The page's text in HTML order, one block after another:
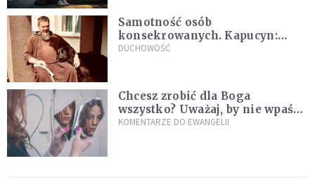
Samotność osób
konsekrowanych. Kapucyn:
Życie w pojedynkę rzadko jest
DUCHOWOŚĆ
Chcesz zrobić dla Boga
wszystko? Uważaj, by nie wpaść
w groźną pułapkę
KOMENTARZE DO EWANGELII